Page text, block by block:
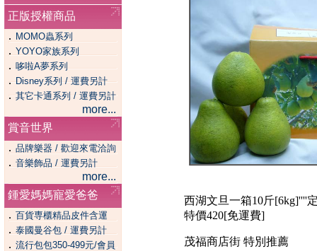
正版授權商品
． MOMO蟲系列
． YOYO家族系列
． 哆啦A夢系列
．Disney系列 / 運費另計
．其它卡通系列 / 運費另計
more...
賞音世界
． 品牌樂器 / 歡迎來電洽詢
． 音樂飾品 / 運費另計
more...
鍾愛媽媽寵愛爸爸
． 百貨専櫃精品皮件含運
． 泰國曼谷包 / 運費另計
． 流行包包350-499元/會員
西湖文旦一箱10斤[6kg]''''
特價420[免運費]
茂福商店街 特別推薦